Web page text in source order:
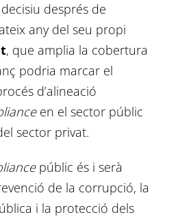
després de
any del seu propi
, que amplia la cobertura
podria marcar el
d’alineació
en el sector públic
sector privat.
públic és i serà
de la corrupció, la
i la protecció dels